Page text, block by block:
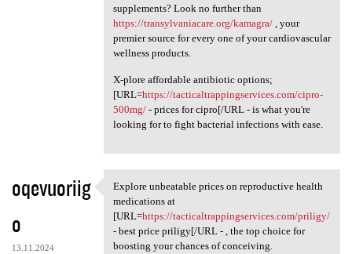
supplements? Look no further than
https://transylvaniacare.org/kamagra/, your
premier source for every one of your cardiovascular
wellness products.
X-plore affordable antibiotic options;
[URL=https://tacticaltrappingservices.com/cipro-
500mg/- prices for cipro[/URL - is what you're
looking for to fight bacterial infections with ease.
oqevuoriig
o
13.11.2024
Explore unbeatable prices on
Explore unbeatable prices on reproductive health
medications at
[URL=https://tacticaltrappingservices.com/priligy/
- best price priligy[/URL - , the top choice for
boosting your chances of conceiving.